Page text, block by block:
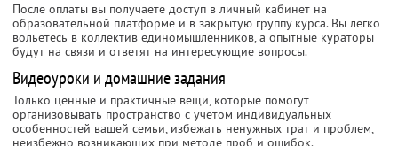
После оплаты вы получаете доступ в личный кабинет на
образовательной платформе и в закрытую группу курса. Вы легко
вольетесь в коллектив единомышленников, а опытные кураторы
будут на связи и ответят на интересующие вопросы.
Видеоуроки и домашние задания
Только ценные и практичные вещи, которые помогут
организовывать пространство с учетом индивидуальных
особенностей вашей семьи, избежать ненужных трат и проблем,
неизбежно возникающих при методе проб и ошибок.